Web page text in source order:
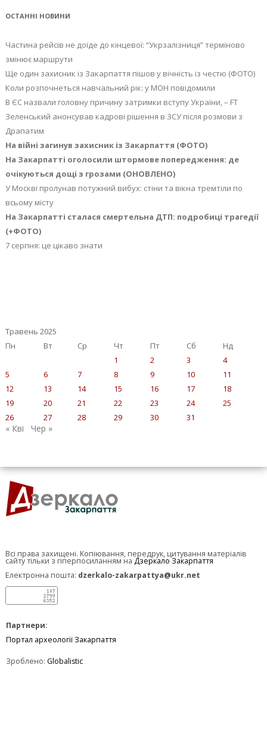
ОСТАННІ НОВИНИ
Частина рейсів не доїде до кінцевої: “Укрзалізниця” терміново
змінює маршрути
Ще один захисник із Закарпаття пішов у вічність із честю (ФОТО)
Коли розпочнеться навчальний рік: у МОН повідомили
В ЄС назвали головну причину затримки вступу України, – FT
Зеленський анонсував кадрові рішення в ЗСУ після розмови з
Драпатим
На війні загинув захисник із Закарпаття (ФОТО)
На Закарпатті оголосили штормове попередження: де
очікуються дощі з грозами (ОНОВЛЕНО)
У Москві пролунав потужний вибух: стіни та вікна тремтіли по
всьому місту
На Закарпатті сталася смертельна ДТП: подробиці трагедії
(+ФОТО)
7 серпня: це цікаво знати
Травень 2025
Пн
Вт Ср Чт Пт Сб
Нд
1
2 3
4
5
6 7 8 9 10
11
12
13 14 15 16 17
18
19
20 21 22 23 24
25
26
27 28 29 30 31
« Кві Чер »
Всі права захищені. Копіювання, передрук, цитування матеріалів
сайту тільки з гіперпосиланням на Дзеркало Закарпаття
Електронна пошта: dzerkalo-zakarpattya@ukr.net
Партнери:
Портал археології Закарпаття
Зроблено: Globalistic